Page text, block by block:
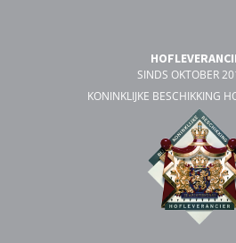
SINDS OKTOBER
KONINKLIJKE BESCHIKKING